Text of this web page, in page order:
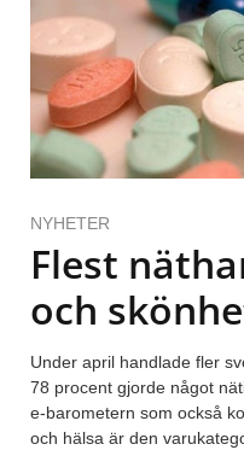
NYHETER
Flest
och
Under april handlade fler
78 procent gjorde något
e-barometern som också
och hälsa är den